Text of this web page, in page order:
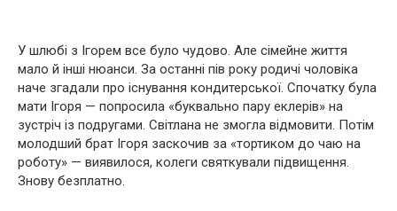
У шлюбі з Ігорем все було чудово. Але сімейне життя
мало й інші нюанси. За останні пів року родичі чоловіка
наче згадали про існування кондитерської. Спочатку була
мати Ігоря — попросила «буквально пару еклерів» на
зустріч із подругами. Світлана не змогла відмовити. Потім
молодший брат Ігоря заскочив за «тортиком до чаю на
роботу» — виявилося, колеги святкували підвищення.
Знову безплатно.